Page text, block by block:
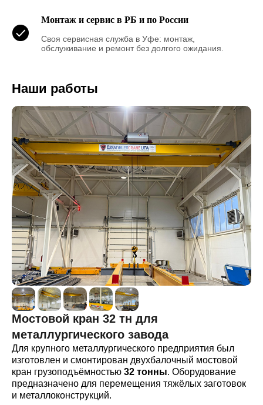
Монтаж и сервис в РБ и по России
Своя сервисная служба в Уфе: монтаж,
обслуживание и ремонт без долгого ожидания.
Наши работы
Мостовой кран 32 тн для
металлургического завода
Для крупного металлургического предприятия был
изготовлен и смонтирован двухбалочный мостовой
кран грузоподъёмностью 32 тонны. Оборудование
предназначено для перемещения тяжёлых заготовок
и металлоконструкций.